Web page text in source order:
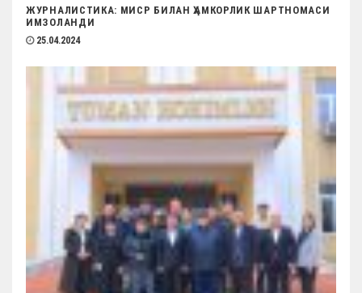
ЖУРНАЛИСТИКА: МИСР БИЛАН ҲАМКОРЛИК ШАРТНОМАСИ
ИМЗОЛАНДИ
25.04.2024